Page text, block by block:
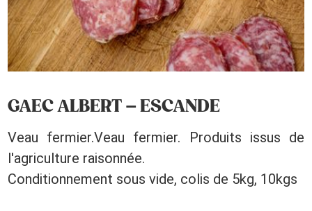
GAEC ALBERT – ESCANDE
Veau fermier.Veau fermier. Produits issus de
l'agriculture raisonnée.
Conditionnement sous vide, colis de 5kg, 10kgs